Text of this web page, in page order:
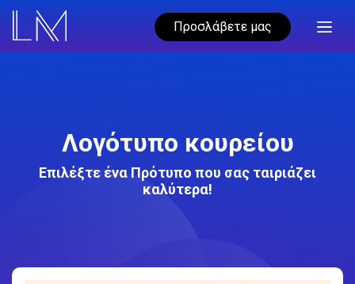
Προσλάβετε μας
Λογότυπο κουρείου
Επιλέξτε ένα Πρότυπο που σας ταιριάζει
καλύτερα!